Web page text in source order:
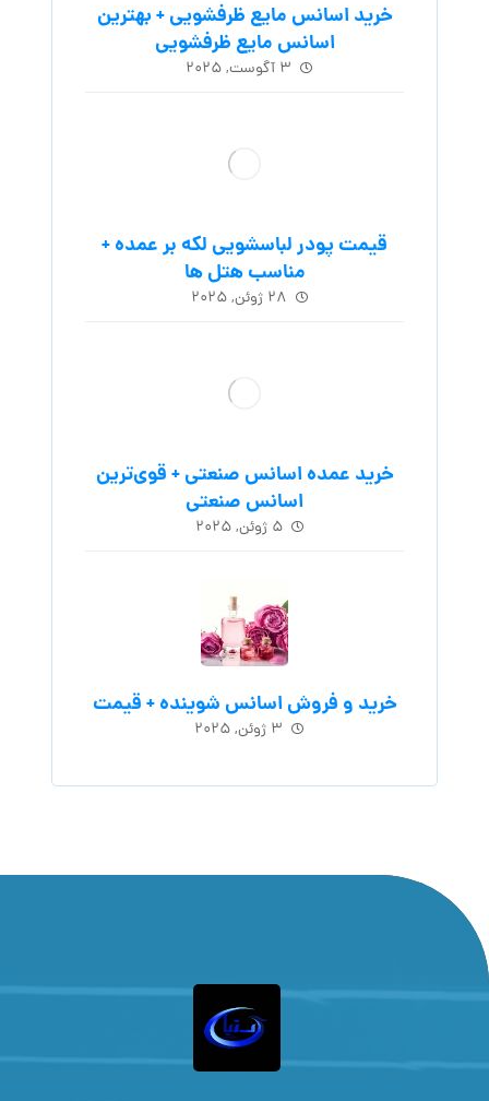
خرید اسانس مایع ظرفشویی + بهترین
اسانس مایع ظرفشویی
۳ آگوست, ۲۰۲۵
قیمت پودر لباسشویی لکه بر عمده +
مناسب هتل ها
۲۸ ژوئن, ۲۰۲۵
خرید عمده اسانس صنعتی + قوی‌ترین
اسانس‌ صنعتی
۵ ژوئن, ۲۰۲۵
خرید و فروش اسانس شوینده + قیمت
۳ ژوئن, ۲۰۲۵